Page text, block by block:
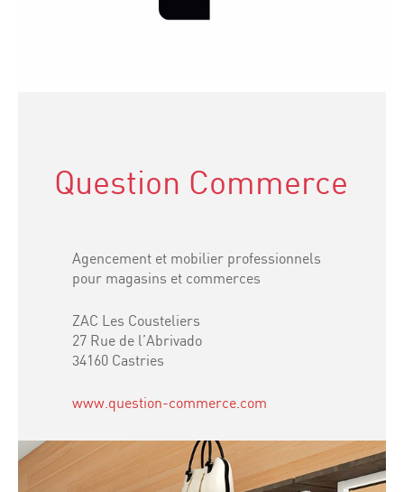
Question Commerce
Agencement et mobilier professionnels
pour magasins et commerces
ZAC Les Cousteliers
27 Rue de l’Abrivado
34160 Castries
www.question-commerce.com